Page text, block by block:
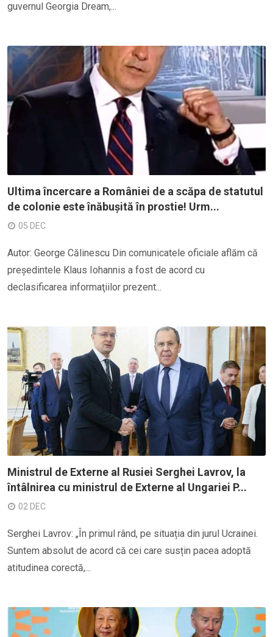
guvernul Georgia Dream,...
Ultima încercare a României de a scăpa de statutul
de colonie este înăbușită în prostie! Urm...
05 DEC
Autor: George Călinescu Din comunicatele oficiale aflăm că
preşedintele Klaus Iohannis a fost de acord cu
declasificarea informaţiilor prezent...
Ministrul de Externe al Rusiei Serghei Lavrov, la
întâlnirea cu ministrul de Externe al Ungariei P...
02 DEC
Serghei Lavrov: „În primul rând, pe situația din jurul Ucrainei.
Suntem absolut de acord că cei care susțin pacea adoptă
atitudinea corectă,...